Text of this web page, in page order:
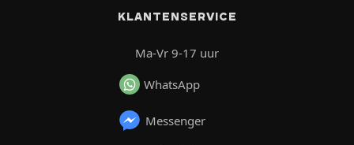
KLANTENSERVICE
Ma-Vr 9-17 uur
WhatsApp
Messenger